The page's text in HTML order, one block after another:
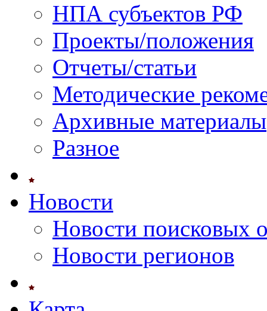
НПА субъектов РФ
Проекты/положения
Отчеты/статьи
Методические
Архивные материалы
Разное
Новости
Новости поисковых
Новости регионов